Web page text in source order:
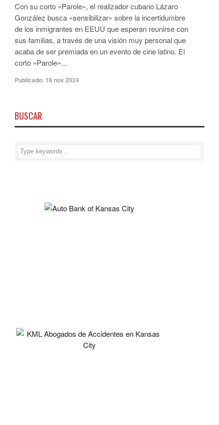
Con su corto «Parole», el realizador cubano Lázaro
González busca «sensibilizar» sobre la incertidumbre
de los inmigrantes en EEUU que esperan reunirse con
sus familias, a través de una visión muy personal que
acaba de ser premiada en un evento de cine latino. El
corto «Parole»...
Publicado: 18 nov 2024
BUSCAR